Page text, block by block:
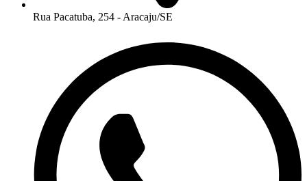
Rua Pacatuba, 254 - Aracaju/SE